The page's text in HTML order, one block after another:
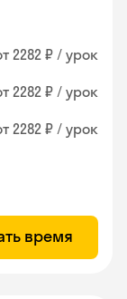
2282 ₽ / урок
2282 ₽ / урок
2282 ₽ / урок
время